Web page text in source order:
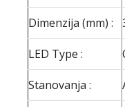
Dimenzija (mm) :
LED Type :
Stanovanja :